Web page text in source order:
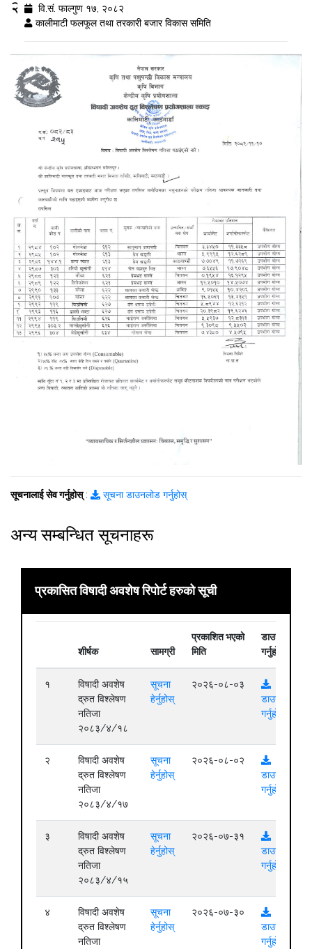
२०८२/११/१७
वि.सं. फाल्गुण १७, २०८२
कालीमाटी फलफूल तथा तरकारी बजार विकास समिति
सूचनालाई सेव गर्नुहोस्: सूचना डाउनलोड गर्नुहोस्
अन्य सम्बन्धित सूचनाहरू
प्रकासित विषादी अवशेष रिपोर्ट हरुको सूची
शीर्षक सामग्री
प्रकाशित भएको
मिति
डाउनलोड
गर्नुहोस्
१
विषादी अवशेष
द्रुत विश्लेषण
नतिजा
२०८३/४/१८
सूचना
हेर्नुहोस्
२०२६-०८-०३
डाउनलोड
गर्नुहोस्
२
विषादी अवशेष
द्रुत विश्लेषण
नतिजा
२०८३/४/१७
सूचना
हेर्नुहोस्
२०२६-०८-०२
डाउनलोड
गर्नुहोस्
३
विषादी अवशेष
द्रुत विश्लेषण
नतिजा
२०८३/४/१५
सूचना
हेर्नुहोस्
२०२६-०७-३१
डाउनलोड
गर्नुहोस्
४
विषादी अवशेष
द्रुत विश्लेषण
नतिजा
सूचना
हेर्नुहोस्
२०२६-०७-३०
डाउनलोड
गर्नुहोस्